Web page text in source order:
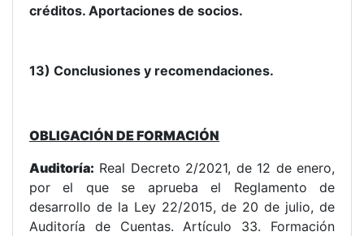
créditos. Aportaciones de socios.
13) Conclusiones y recomendaciones.
OBLIGACIÓN DE FORMACIÓN
Auditoría: Real Decreto 2/2021, de 12 de enero,
por el que se aprueba el Reglamento de
desarrollo de la Ley 22/2015, de 20 de julio, de
Auditoría de Cuentas. Artículo 33. Formación